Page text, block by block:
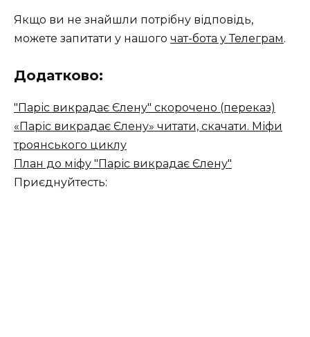
Якщо ви не знайшли потрібну відповідь,
можете запитати у нашого чат-бота у Телеграм.
Додатково:
"Паріс викрадає Єлену" скорочено (переказ)
«Паріс викрадає Єлену» читати, скачати. Міфи
троянського циклу
План до міфу "Паріс викрадає Єлену"
Приєднуйтесть: